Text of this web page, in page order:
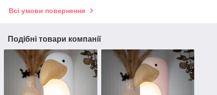
Всі умови повернення
Подібні товари компанії